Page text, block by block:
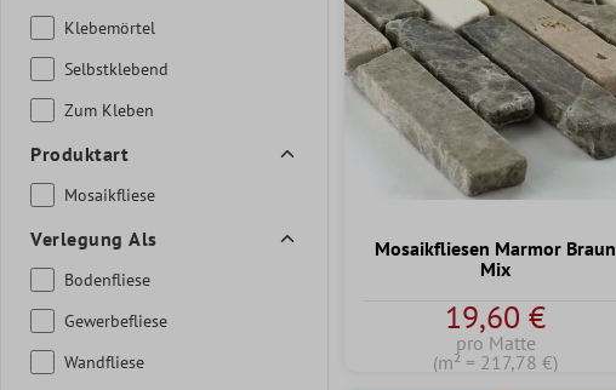
Klebemörtel
Selbstklebend
Zum Kleben
Produktart
Mosaikfliese
Verlegung Als
Bodenfliese
Gewerbefliese
Wandfliese
Mosaikfliesen Marmor Braun
Mix
19,60 €
pro Matte
(m² = 217,78 €)